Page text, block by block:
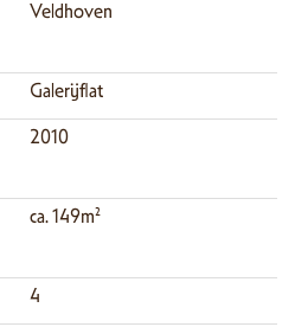
Veldhoven
Galerijflat
2010
ca. 149m²
4